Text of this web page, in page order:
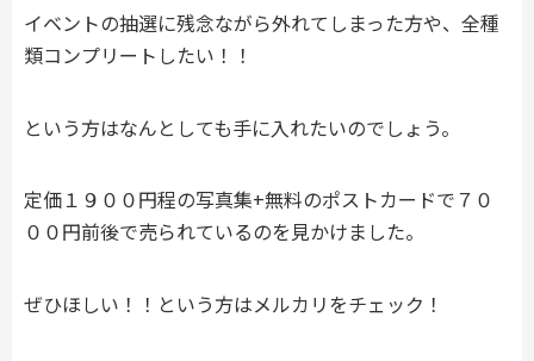
イベントの抽選に残念ながら外れてしまった方や、全種
類コンプリートしたい！！
という方はなんとしても手に入れたいのでしょう。
定価１９００円程の写真集+無料のポストカードで７０
００円前後で売られているのを見かけました。
ぜひほしい！！という方はメルカリをチェック！